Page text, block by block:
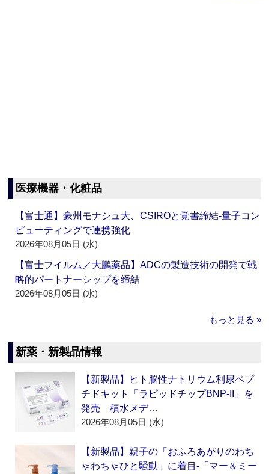
医療機器・化粧品
【富士通】豪州モナシュ大、CSIROと覚書締結‐量子コン
ピューティングで連携強化
2026年08月05日 (水)
【富士フイルム／大鵬薬品】ADCの製造技術の開発で戦
略的パートナーシップを締結
2026年08月05日 (水)
もっと見る »
新薬・新製品情報
【新製品】ヒト脳性ナトリウム利尿ペプ
チドキット「ラピッドチップBNP-II」を
発売 積水メデ…
2026年08月05日 (水)
【新製品】親子の「おふろあがりのわち
ゃわちゃひと騒動」に着目‐「マー＆ミー